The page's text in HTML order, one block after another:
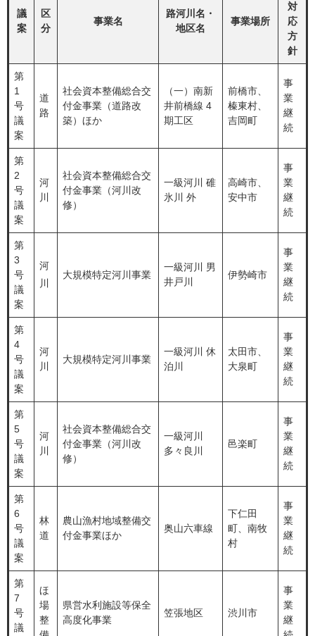
議
案
区
分
事業名
路河川名・
地区名
事業場所
対
応
方
針
第
1
号
議
案
道
路
社会資本整備総合交
付金事業（道路改
築）ほか
（一）南新
井前橋線 4
期工区
前橋市、
榛東村、
吉岡町
事
業
継
続
第
2
号
議
案
河
川
社会資本整備総合交
付金事業（河川改
修）
一級河川 碓
氷川 外
高崎市、
安中市
事
業
継
続
第
3
号
議
案
河
川
大規模特定河川事業
一級河川 男
井戸川
伊勢崎市
事
業
継
続
第
4
号
議
案
河
川
大規模特定河川事業
一級河川 休
泊川
太田市、
大泉町
事
業
継
続
第
5
号
議
案
河
川
社会資本整備総合交
付金事業（河川改
修）
一級河川
多々良川
邑楽町
事
業
継
続
第
6
号
議
案
林
道
農山漁村地域整備交
付金事業ほか
奥山六車線
下仁田
町、南牧
村
事
業
継
続
第
7
号
議
ほ
場
整
県営水利施設等保全
高度化事業
笠張地区 渋川市
事
業
継